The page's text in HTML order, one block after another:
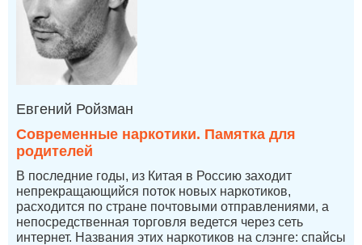
Евгений Ройзман
Современные наркотики. Памятка для
родителей
В последние годы, из Китая в Россию заходит
непрекращающийся поток новых наркотиков,
расходится по стране почтовыми отправлениями, а
непосредственная торговля ведется через сеть
интернет. Названия этих наркотиков на слэнге: спайсы